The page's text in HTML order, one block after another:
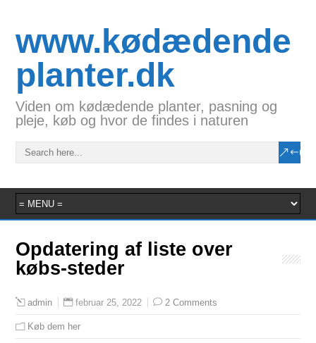
www.kødædende
planter.dk
Viden om kødædende planter, pasning og
pleje, køb og hvor de findes i naturen
Opdatering af liste over
købs-steder
admin februar 25, 2022 2 Comments
Køb dem her